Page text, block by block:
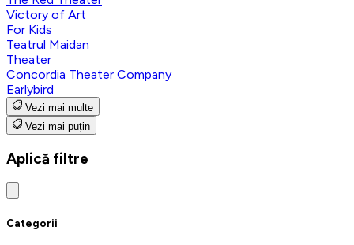
Victory of Art
For Kids
Teatrul Maidan
Theater
Concordia Theater Company
Earlybird
Vezi mai multe
Vezi mai puțin
Aplică filtre
Categorii